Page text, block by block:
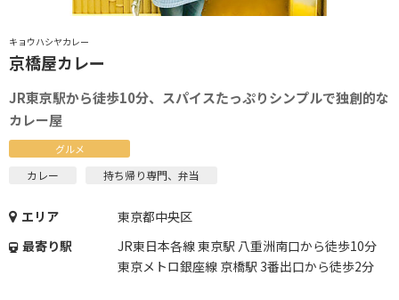
キョウハシヤカレー
京橋屋カレー
JR東京駅から徒歩10分、スパイスたっぷりシンプルで独創的な
カレー屋
グルメ
カレー 持ち帰り専門、弁当
エリア
東京都中央区
最寄り駅
JR東日本各線 東京駅 八重洲南口から徒歩10分
東京メトロ銀座線 京橋駅 3番出口から徒歩2分